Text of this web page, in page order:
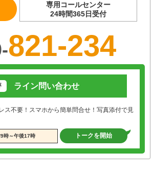
専用コールセンター
24時間365日受付
821-234
ライン問い合わせ
ス不要！スマホから簡単問合せ！写真添付で見
時～午後17時 トークを開始